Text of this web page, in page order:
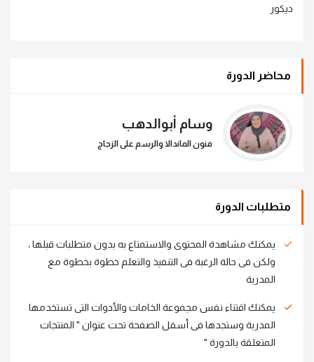
ديكور
محاضر الدورة
وسام أبوالدهب
فنون الماندالا والرسم على الزجاج
متطلبات الدورة
يمكنك مشاهدة المحتوى والاستمتاع به بدون متطلبات قبلها ،
ولكن فى حالة الرغبة فى التنفيذ والتعلم خطوة بخطوة مع
المدربة
يمكنك اقتناء نفس مجموعة الخامات والأدوات التى تستخدمها
المدربة وستجدها فى أسفل الصفحة تحت عنوان " المنتجات
المتعلقة بالدورة "